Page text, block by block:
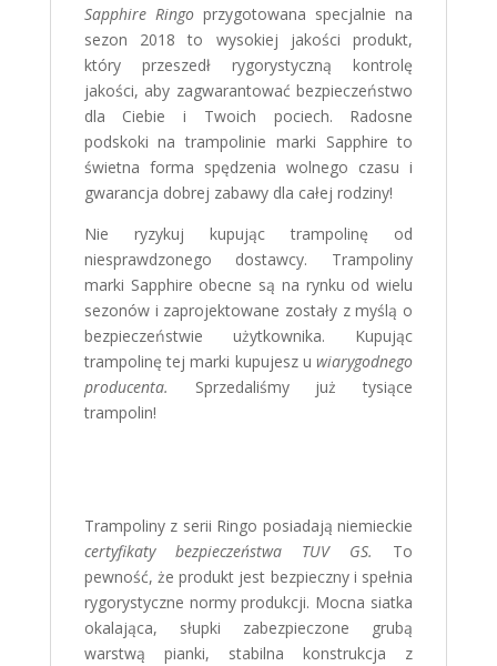
Sapphire Ringoprzygotowana specjalnie na
sezon 2018 to wysokiej jakości produkt,
który przeszedł rygorystyczną kontrolę
jakości, aby zagwarantować bezpieczeństwo
dla Ciebie i Twoich pociech. Radosne
podskoki na trampolinie marki Sapphire to
świetna forma spędzenia wolnego czasu i
gwarancja dobrej zabawy dla całej rodziny!
Nie ryzykuj kupując trampolinę od
niesprawdzonego dostawcy. Trampoliny
marki Sapphire obecne są na rynku od wielu
sezonów i zaprojektowane zostały z myślą o
bezpieczeństwie użytkownika. Kupując
trampolinę tej marki kupujesz uwiarygodnego
producenta. Sprzedaliśmy już tysiące
trampolin!
Trampoliny z serii Ringo posiadają niemieckie
certyfikaty bezpieczeństwa TUV GS.
To
pewność, że produkt jest bezpieczny i spełnia
rygorystyczne normy produkcji. Mocna siatka
okalająca, słupki zabezpieczone grubą
warstwą pianki, stabilna konstrukcja z